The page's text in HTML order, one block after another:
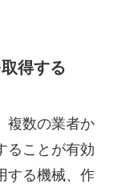
得する
複数の業者か
ることが有効
する機械、作